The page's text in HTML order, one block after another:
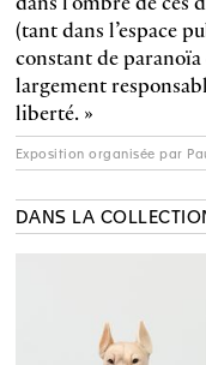
(tant dans l’espace
constant de paranoïa
largement
liberté. »
Exposition organisée par
DANS LA